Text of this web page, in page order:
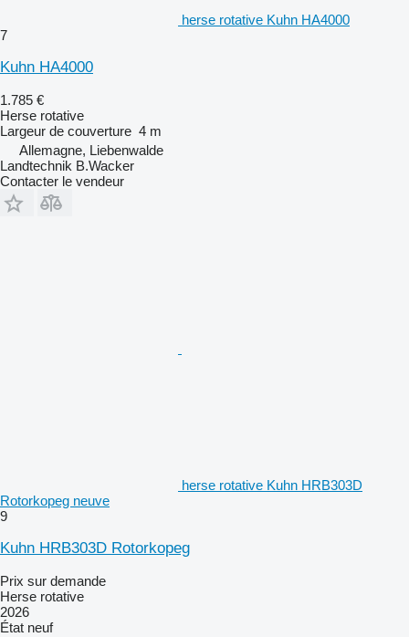
herse rotative Kuhn HA4000
7
Kuhn HA4000
1.785 €
Herse rotative
Largeur de couverture 4 m
Allemagne, Liebenwalde
Landtechnik B.Wacker
Contacter le vendeur
herse rotative Kuhn HRB303D
Rotorkopeg neuve
9
Kuhn HRB303D Rotorkopeg
Prix sur demande
Herse rotative
2026
État neuf